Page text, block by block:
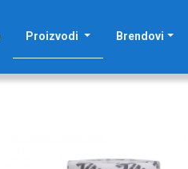
Proizvodi (current)Brendovi